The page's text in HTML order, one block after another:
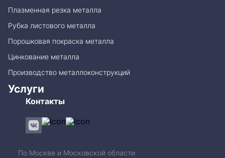
Плазменная резка металла
Рубка листового металла
Порошковая покраска металла
Цинкование металла
Производство металлоконструкций
Услуги
Контакты
По Москве и Московской области